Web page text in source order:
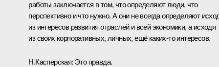
работы заключается в том, что определяют люди, что
перспективно и что нужно. А они не всегда определяют
из интересов развития отраслей и всей экономики, а исходя
из своих корпоративных, личных, ещё каких‑то интересов.
Н.Касперская: Это правда.